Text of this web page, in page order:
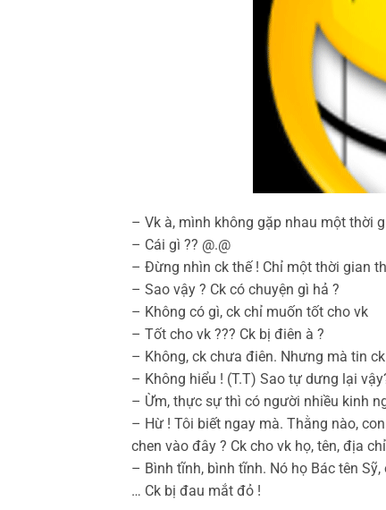
– Vk à, mình không gặp nhau một thời
– Cái gì ?? @.@
– Đừng nhìn ck thế ! Chỉ một thời gian
– Sao vậy ? Ck có chuyện gì hả ?
– Không có gì, ck chỉ muốn tốt cho vk
– Tốt cho vk ??? Ck bị điên à ?
– Không, ck chưa điên. Nhưng mà tin
– Không hiểu ! (T.T) Sao tự dưng lại
– Ừm, thực sự thì có người nhiều kinh
– Hừ ! Tôi biết ngay mà. Thằng nào,
chen vào đây ? Ck cho vk họ, tên, địa
– Bình tĩnh, bình tĩnh. Nó họ Bác tên Sỹ,
… Ck bị đau mắt đỏ !